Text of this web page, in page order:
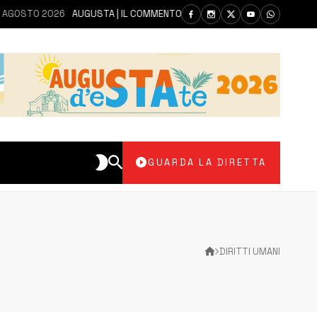
2026 AUGUSTA | IL COMMENTO DEI PARLAMENTARI CANNATA E
GUARDA LA DIRETTA
DIRITTI UMANI